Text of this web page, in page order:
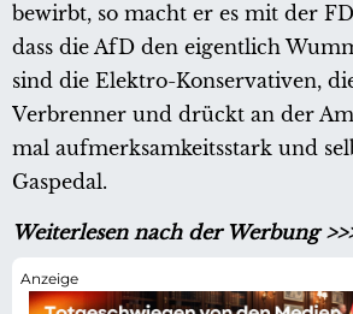
bewirbt, so macht er es mit der
dass die AfD den eigentlich
sind die Elektro-Konservativen,
Verbrenner und drückt an der
mal aufmerksamkeitsstark und
Gaspedal.
Weiterlesen nach der Werbung